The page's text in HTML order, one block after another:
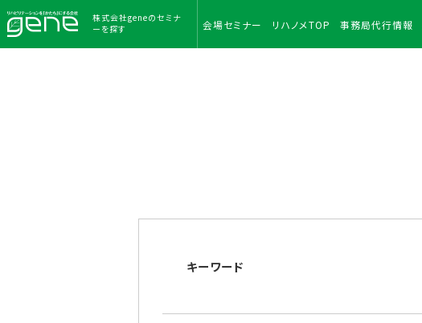
株式会社geneのセミナ
ーを探す
会場セミナー リハノメTOP 事務局代行情報
キーワード